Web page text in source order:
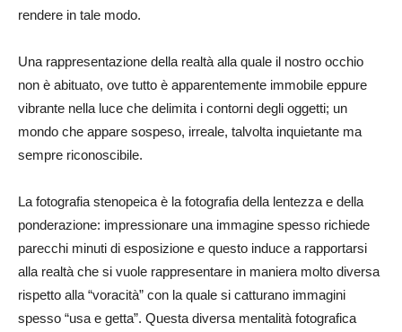
rendere in tale modo.
Una rappresentazione della realtà alla quale il nostro occhio
non è abituato, ove tutto è apparentemente immobile eppure
vibrante nella luce che delimita i contorni degli oggetti; un
mondo che appare sospeso, irreale, talvolta inquietante ma
sempre riconoscibile.
La fotografia stenopeica è la fotografia della lentezza e della
ponderazione: impressionare una immagine spesso richiede
parecchi minuti di esposizione e questo induce a rapportarsi
alla realtà che si vuole rappresentare in maniera molto diversa
rispetto alla “voracità” con la quale si catturano immagini
spesso “usa e getta”. Questa diversa mentalità fotografica